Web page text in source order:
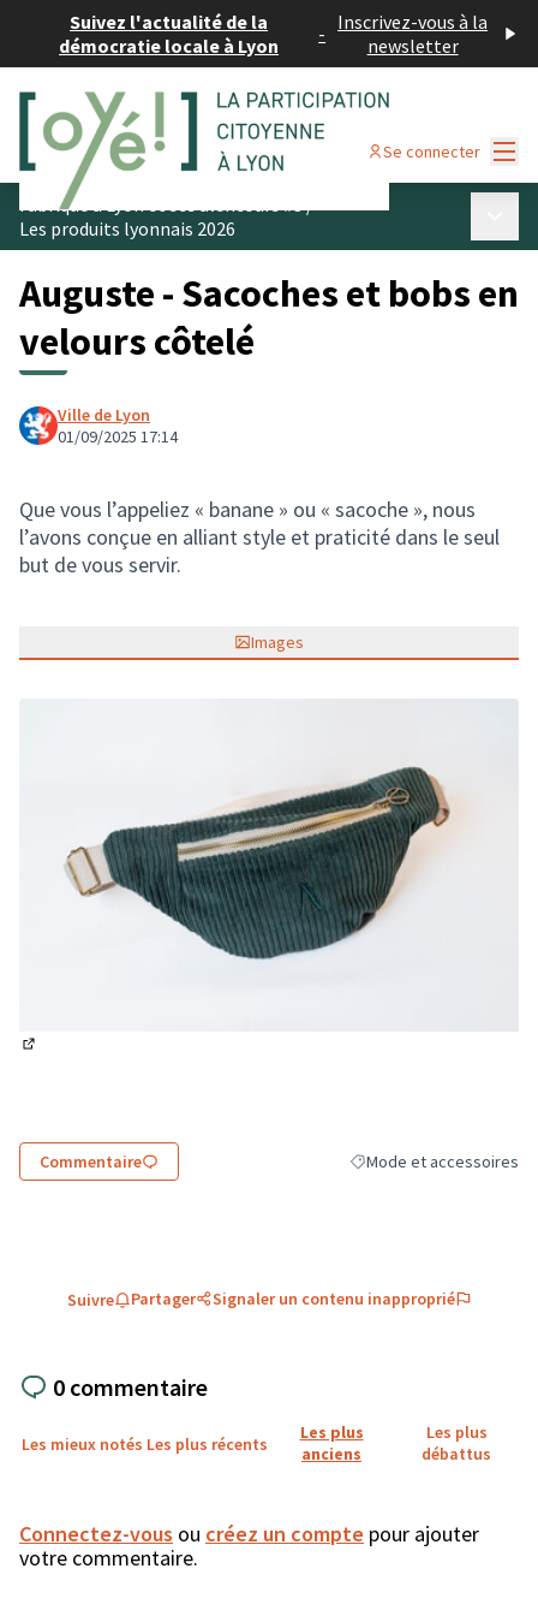
Suivez l'actualité de la
démocratie locale à Lyon
- Inscrivez-vous à la
newsletter
Se connecter
Fabriqué à Lyon et ses alentours #3/
Les produits lyonnais 2026
Auguste - Sacoches et bobs en
velours côtelé
Ville de Lyon
01/09/2025 17:14
Que vous l’appeliez « banane » ou « sacoche », nous
l’avons conçue en alliant style et praticité dans le seul
but de vous servir.
Images
Commentaire Filtrer les résultats de la
Mode et accessoires
Suivre Partager Signaler un contenu inapproprié
0 commentaire
Les mieux notés Les plus récents
Les plus
anciens
Les plus
débattus
Connectez-vous ou créez un compte pour ajouter
votre commentaire.